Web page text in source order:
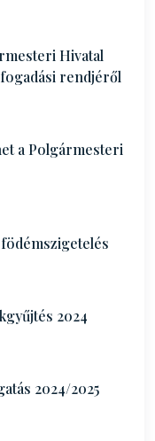
Hivatal
rendjéről
a Polgármesteri
2024
2024/2025